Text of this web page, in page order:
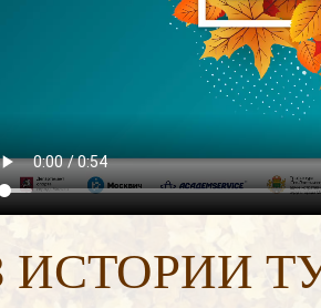
ИСТОРИИ